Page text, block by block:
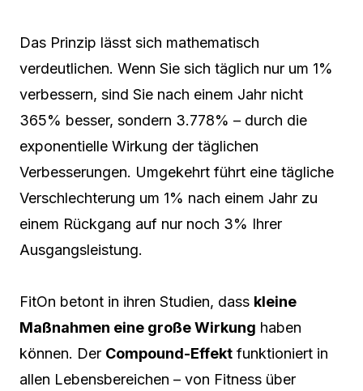
Das Prinzip lässt sich mathematisch
verdeutlichen. Wenn Sie sich täglich nur um 1%
verbessern, sind Sie nach einem Jahr nicht
365% besser, sondern 3.778% – durch die
exponentielle Wirkung der täglichen
Verbesserungen. Umgekehrt führt eine tägliche
Verschlechterung um 1% nach einem Jahr zu
einem Rückgang auf nur noch 3% Ihrer
Ausgangsleistung.
FitOn betont in ihren Studien, dass kleine
Maßnahmen eine große Wirkung haben
können. Der Compound-Effekt funktioniert in
allen Lebensbereichen – von Fitness über